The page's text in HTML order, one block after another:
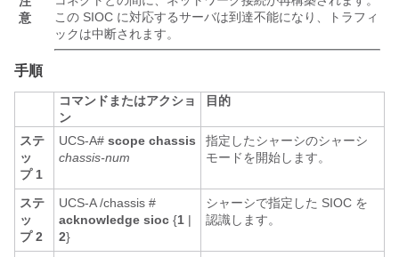
意
この SIOC に対応するサーバは到達不能になり、トラフィ
ックは中断されます。
手順
コマンドまたはアクショ
ン
目的
ステ
ッ
プ 1
UCS-A# scope chassis
chassis-num
指定したシャーシのシャーシ
モードを開始します。
ステ
ッ
プ 2
UCS-A /chassis #
acknowledge sioc {1 |
2}
シャーシで指定した SIOC を
認識します。